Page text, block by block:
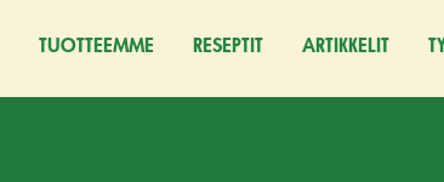
TUOTTEEMME RESEPTIT ARTIKKELIT